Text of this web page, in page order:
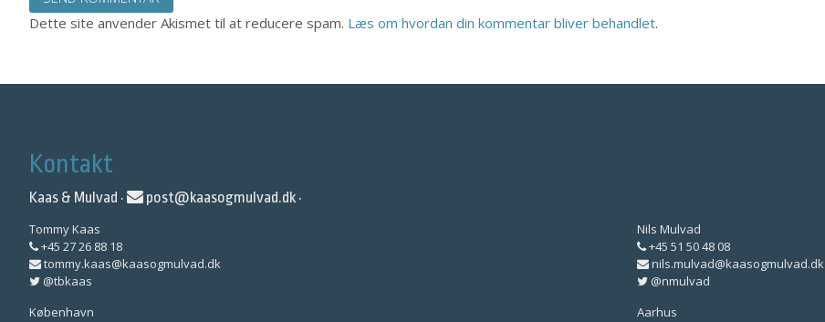
Dette site anvender Akismet til at reducere spam. Læs om hvordan din kommentar bliver behandlet.
Kontakt
Kaas & Mulvad · post@kaasogmulvad.dk ·
Tommy Kaas
+45 27 26 88 18
tommy.kaas@kaasogmulvad.dk
@tbkaas
København
Nils Mulvad
+45 51 50 48 08
nils.mulvad@kaasogmulvad.dk
@nmulvad
Aarhus